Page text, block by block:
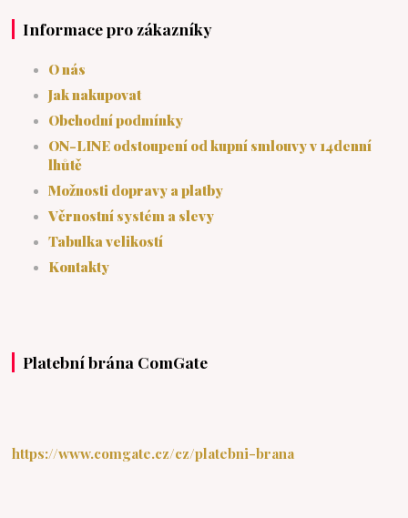
Informace pro zákazníky
O nás
Jak nakupovat
Obchodní podmínky
ON-LINE odstoupení od kupní smlouvy v 14denní
lhůtě
Možnosti dopravy a platby
Věrnostní systém a slevy
Tabulka velikostí
Kontakty
Platební brána ComGate
https://www.comgate.cz/cz/platebni-brana